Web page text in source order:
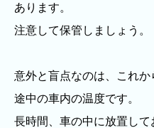
あります。
注意して保管しましょう。
意外と盲点なのは、これ
途中の車内の温度です。
長時間、車の中に放置し